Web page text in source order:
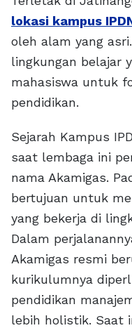
lokasi kampus
oleh alam yang
lingkungan belajar
mahasiswa untuk
pendidikan.
Sejarah Kampus
saat lembaga ini
nama Akamigas.
bertujuan untuk
yang bekerja di
Dalam
Akamigas resmi
kurikulumnya
pendidikan
lebih holistik. Saat